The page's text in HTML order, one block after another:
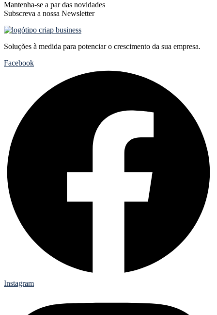
Mantenha-se a par das novidades
Subscreva a nossa Newsletter
Soluções à medida para potenciar o crescimento da sua empresa.
Facebook
Instagram